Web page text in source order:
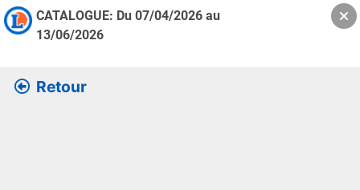
CATALOGUE: Du 07/04/2026 au
13/06/2026
Retour